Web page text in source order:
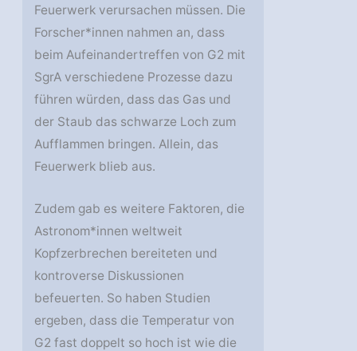
Feuerwerk verursachen müssen. Die
Forscher*innen nahmen an, dass
beim Aufeinandertreffen von G2 mit
SgrA verschiedene Prozesse dazu
führen würden, dass das Gas und
der Staub das schwarze Loch zum
Aufflammen bringen. Allein, das
Feuerwerk blieb aus.
Zudem gab es weitere Faktoren, die
Astronom*innen weltweit
Kopfzerbrechen bereiteten und
kontroverse Diskussionen
befeuerten. So haben Studien
ergeben, dass die Temperatur von
G2 fast doppelt so hoch ist wie die